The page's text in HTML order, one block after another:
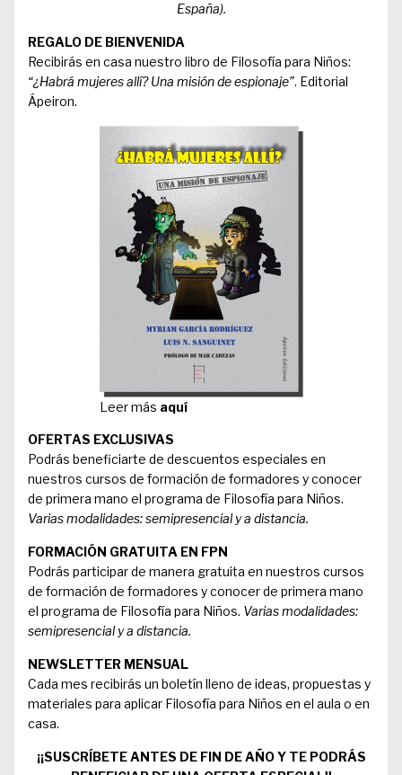
España).
REGALO DE BIENVENIDA
Recibirás en casa nuestro libro de Filosofía para Niños:
“¿Habrá mujeres allí? Una misión de espionaje”. Editorial
Ápeiron.
Leer más aquí
OFERTAS EXCLUSIVAS
Podrás beneficiarte de descuentos especiales en
nuestros cursos de formación de formadores y conocer
de primera mano el programa de Filosofía para Niños.
Varias modalidades: semipresencial y a distancia.
FORMACIÓN GRATUITA EN FPN
Podrás participar de manera gratuita en nuestros cursos
de formación de formadores y conocer de primera mano
el programa de Filosofía para Niños. Varias modalidades:
semipresencial y a distancia.
NEWSLETTER MENSUAL
Cada mes recibirás un boletín lleno de ideas, propuestas y
materiales para aplicar Filosofía para Niños en el aula o en
casa.
¡¡SUSCRÍBETE ANTES DE FIN DE AÑO Y TE PODRÁS